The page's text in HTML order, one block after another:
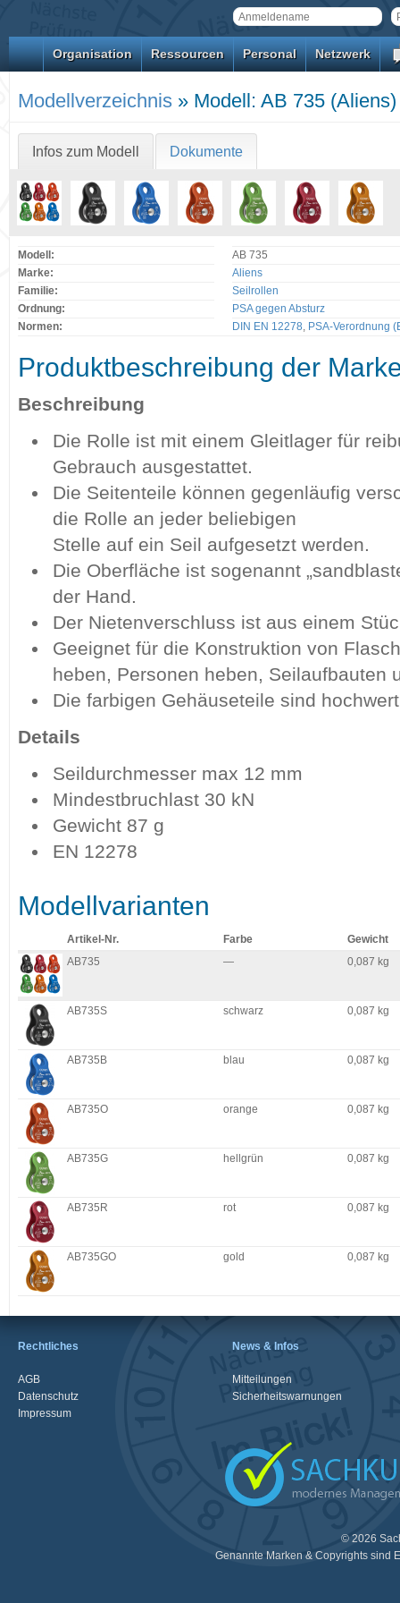
Organisation Ressourcen Personal Netzwerk
Modellverzeichnis » Modell: AB 735 (Aliens)
Infos zum Modell Dokumente
Modell:
AB 735
Marke:
Aliens
Familie:
Seilrollen
Ordnung:
PSA gegen Absturz
Normen:
DIN EN 12278, PSA-Verordnung
Produktbeschreibung der
Beschreibung
Die Rolle ist mit einem Gleitlager für
Gebrauch ausgestattet.
Die Seitenteile können gegenläufig
die Rolle an jeder beliebigen
Stelle auf ein Seil aufgesetzt werden.
Die Oberfläche ist sogenannt
der Hand.
Der Nietenverschluss ist aus einem
Geeignet für die Konstruktion von
heben, Personen heben, Seilaufbauten
Die farbigen Gehäuseteile sind
Details
Seildurchmesser max 12 mm
Mindestbruchlast 30 kN
Gewicht 87 g
EN 12278
Modellvarianten
Artikel-Nr. Farbe
Gewicht
AB735
— 0,087 kg
AB735S schwarz 0,087 kg
AB735B blau 0,087 kg
AB735O orange 0,087 kg
AB735G hellgrün 0,087 kg
AB735R rot 0,087 kg
AB735GO gold 0,087 kg
Rechtliches
AGB
Datenschutz
Impressum
News & Infos
Mitteilungen
Sicherheitswarnungen
© 2026
Genannte Marken & Copyrights sind